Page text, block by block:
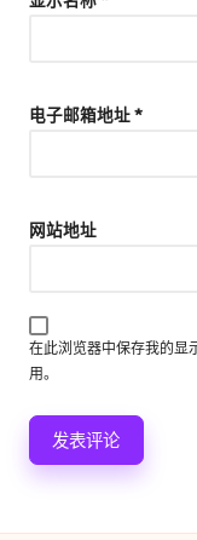
电子邮箱地址*
网站地址
在此浏览器中保存我的显
用。